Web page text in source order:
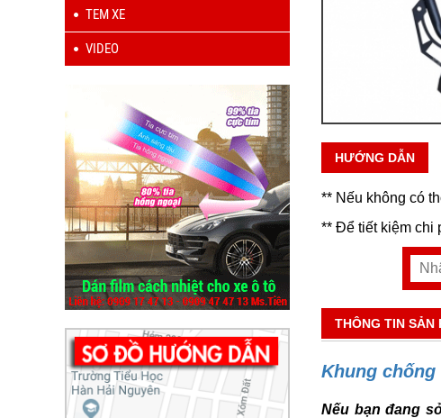
TEM XE
VIDEO
HƯỚNG DẪN
** Nếu không có
** Để tiết kiệm chi
THÔNG TIN SẢN
Khung chống
Nếu bạn đang